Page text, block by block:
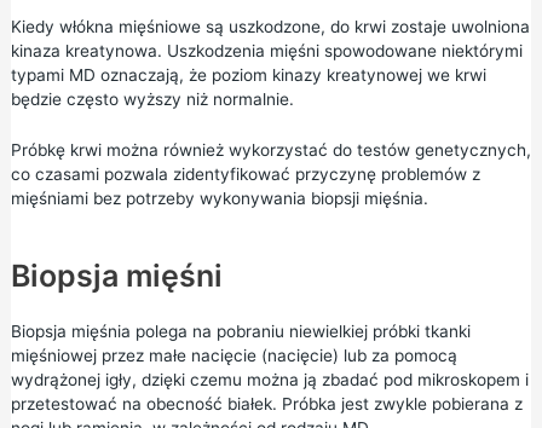
Kiedy włókna mięśniowe są uszkodzone, do krwi zostaje uwolniona
kinaza kreatynowa. Uszkodzenia mięśni spowodowane niektórymi
typami MD oznaczają, że poziom kinazy kreatynowej we krwi
będzie często wyższy niż normalnie.
Próbkę krwi można również wykorzystać do testów genetycznych,
co czasami pozwala zidentyfikować przyczynę problemów z
mięśniami bez potrzeby wykonywania biopsji mięśnia.
Biopsja mięśni
Biopsja mięśnia polega na pobraniu niewielkiej próbki tkanki
mięśniowej przez małe nacięcie (nacięcie) lub za pomocą
wydrążonej igły, dzięki czemu można ją zbadać pod mikroskopem i
przetestować na obecność białek. Próbka jest zwykle pobierana z